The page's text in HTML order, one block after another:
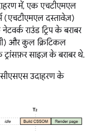
में, एक एचटीएमएल
(एचटीएमएल दस्तावेज़)
राउंड ट्रिप के बराबर
और कुल क्रिटिकल
साइज़ के बराबर थे.
उदाहरण के